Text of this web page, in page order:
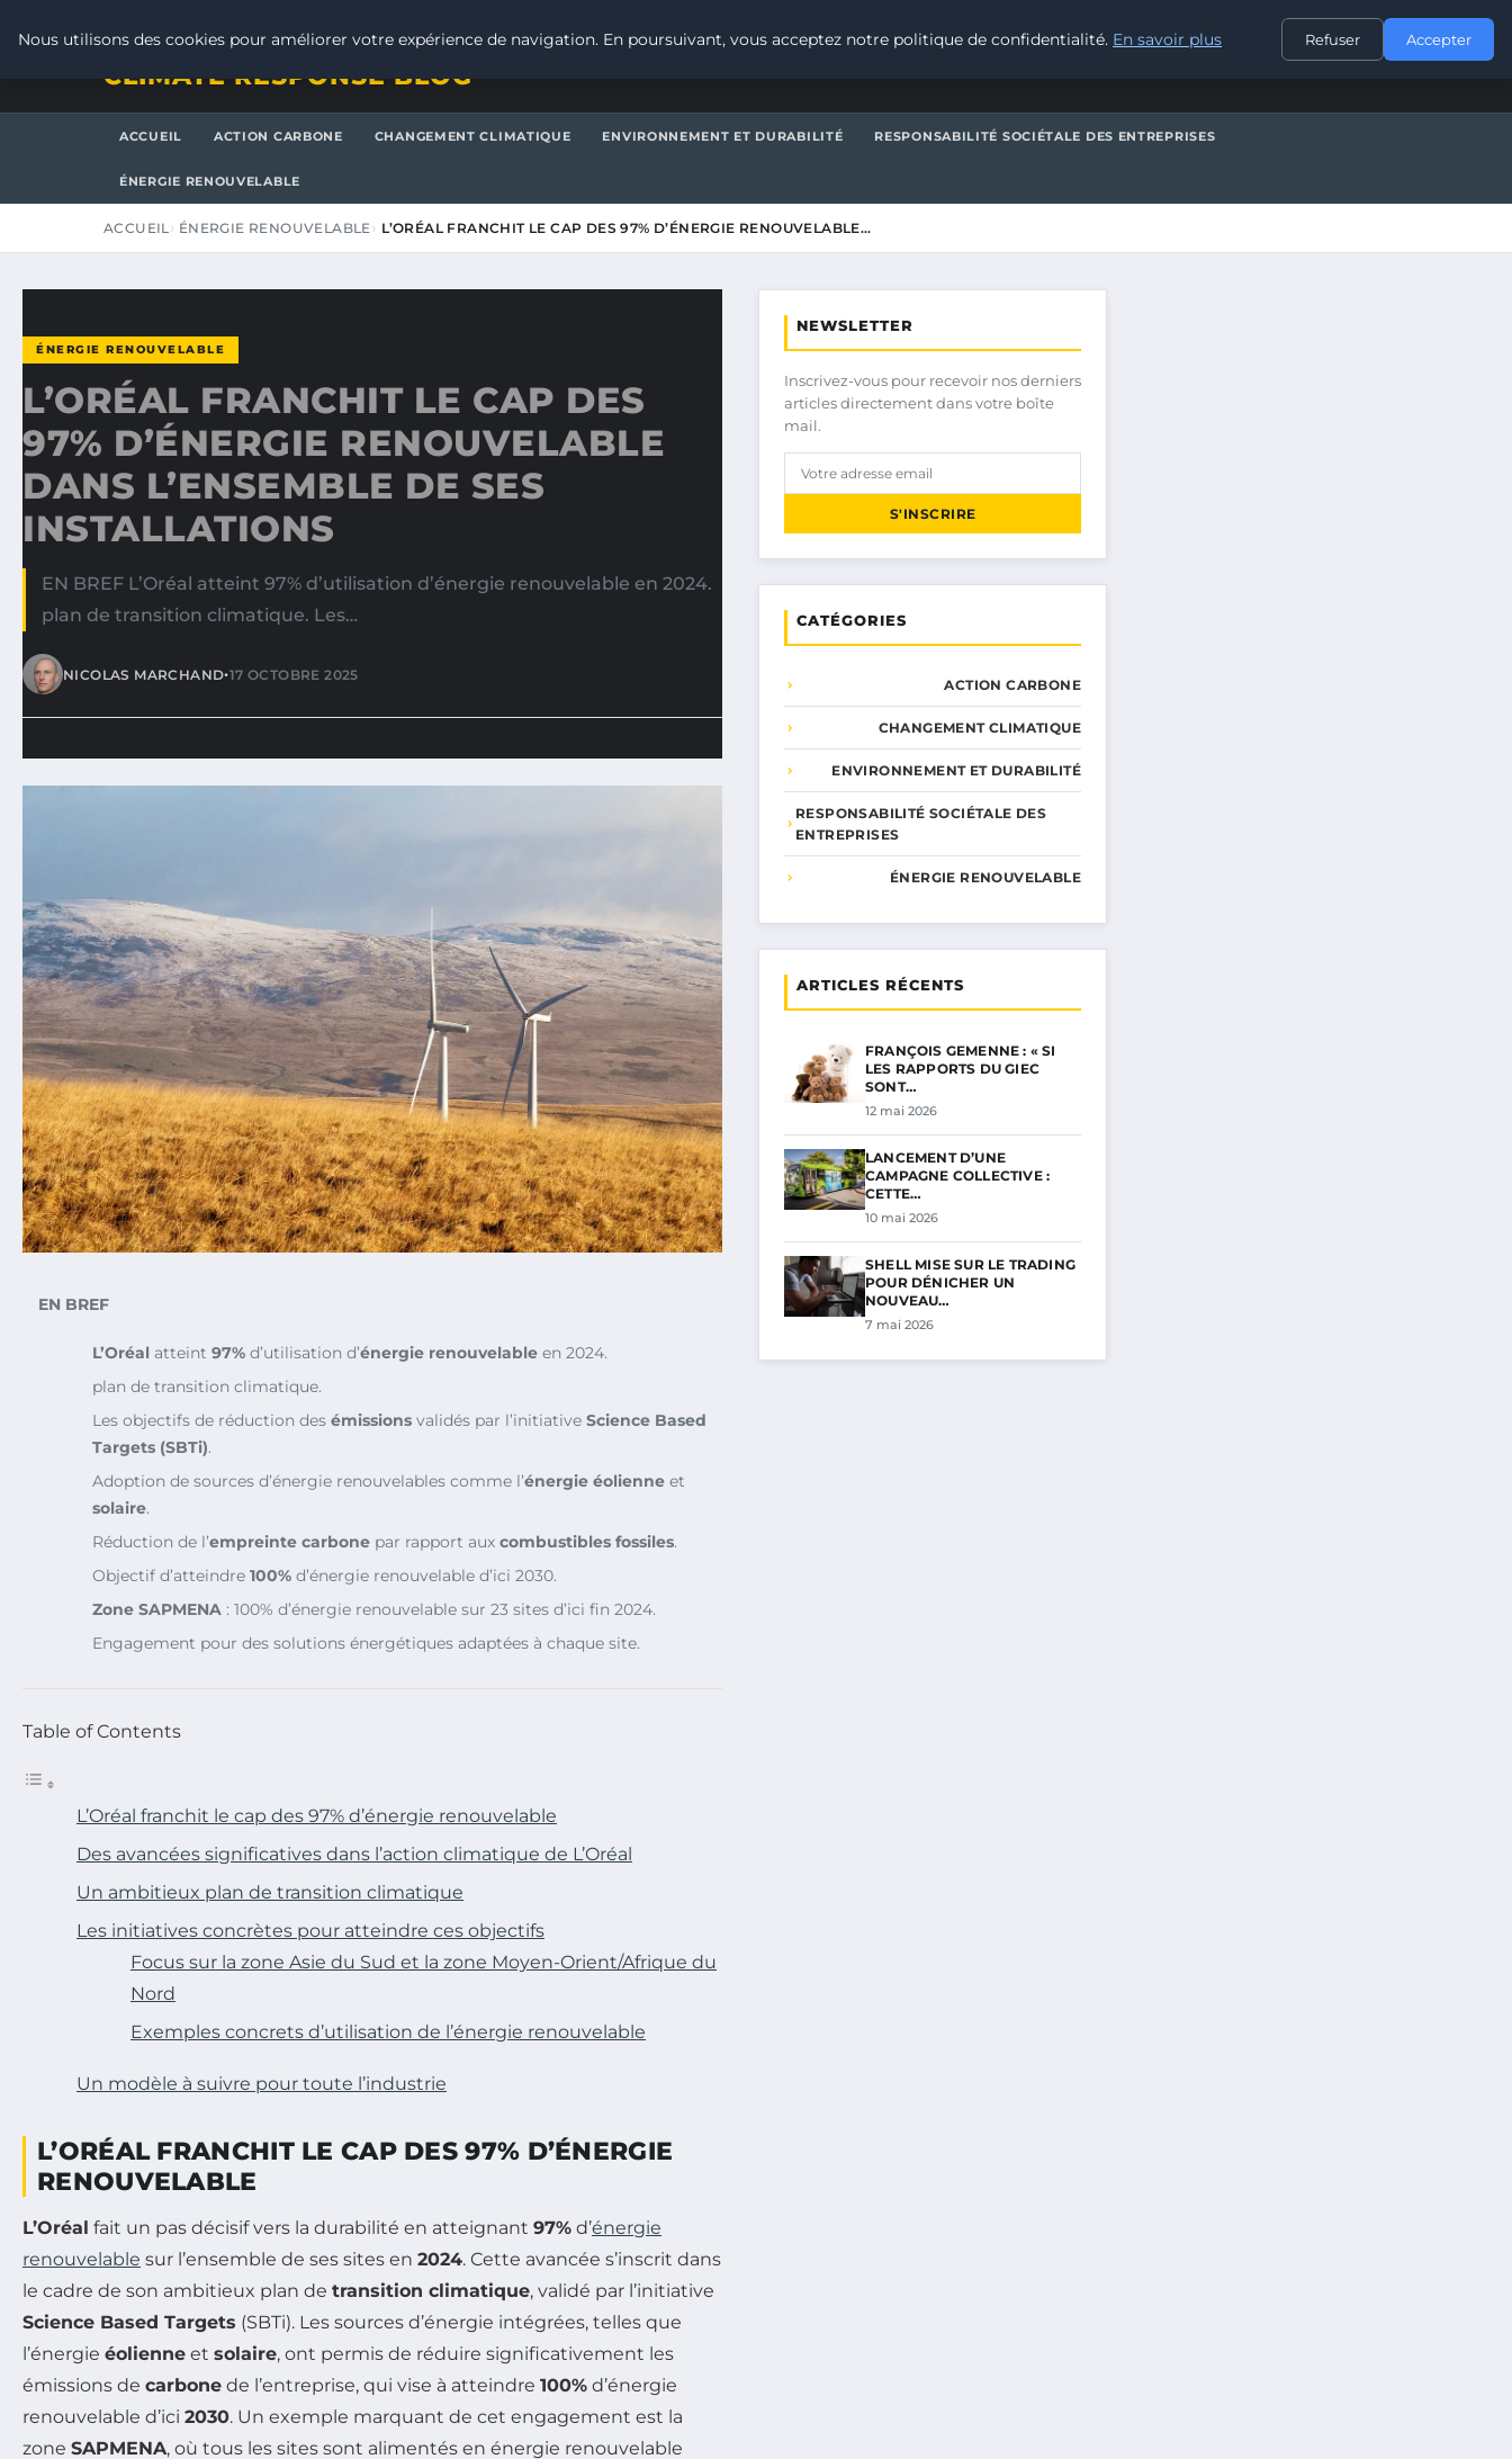
CONTACT
CLIMATE RESPONSE BLOG
ACCUEIL ACTION CARBONE CHANGEMENT CLIMATIQUE ENVIRONNEMENT ET DURABILITÉ RESPONSABILITÉ SOCIÉTALE DES ENTREPRISES
ÉNERGIE RENOUVELABLE
ACCUEIL ÉNERGIE RENOUVELABLE L’ORÉAL FRANCHIT LE CAP DES 97% D’ÉNERGIE RENOUVELABLE…
ÉNERGIE RENOUVELABLE
L’ORÉAL FRANCHIT LE CAP DES
97% D’ÉNERGIE RENOUVELABLE
DANS L’ENSEMBLE DE SES
INSTALLATIONS
EN BREF L’Oréal atteint 97% d’utilisation d’énergie renouvelable en 2024.
plan de transition climatique. Les…
NICOLAS MARCHAND•17 OCTOBRE 2025
EN BREF
L’Oréal atteint 97% d’utilisation d’énergie renouvelable en 2024.
plan de transition climatique.
Les objectifs de réduction des émissions validés par l’initiative Science Based
Targets (SBTi).
Adoption de sources d’énergie renouvelables comme l’énergie éolienne et
solaire.
Réduction de l’empreinte carbone par rapport aux combustibles fossiles.
Objectif d’atteindre 100% d’énergie renouvelable d’ici 2030.
Zone SAPMENA : 100% d’énergie renouvelable sur 23 sites d’ici fin 2024.
Engagement pour des solutions énergétiques adaptées à chaque site.
Table of Contents
L’Oréal franchit le cap des 97% d’énergie renouvelable
Des avancées significatives dans l’action climatique de L’Oréal
Un ambitieux plan de transition climatique
Les initiatives concrètes pour atteindre ces objectifs
Focus sur la zone Asie du Sud et la zone Moyen-Orient/Afrique du
Nord
Exemples concrets d’utilisation de l’énergie renouvelable
Un modèle à suivre pour toute l’industrie
L’ORÉAL FRANCHIT LE CAP DES 97% D’ÉNERGIE
RENOUVELABLE
L’Oréal fait un pas décisif vers la durabilité en atteignant 97% d’énergie
renouvelable sur l’ensemble de ses sites en 2024. Cette avancée s’inscrit dans
le cadre de son ambitieux plan de transition climatique, validé par l’initiative
Science Based Targets (SBTi). Les sources d’énergie intégrées, telles que
l’énergie éolienne et solaire, ont permis de réduire significativement les
émissions de carbone de l’entreprise, qui vise à atteindre 100% d’énergie
renouvelable d’ici 2030. Un exemple marquant de cet engagement est la
zone SAPMENA, où tous les sites sont alimentés en énergie renouvelable
NEWSLETTER
Inscrivez-vous pour recevoir nos derniers
articles directement dans votre boîte
mail.
S'INSCRIRE
CATÉGORIES
ACTION CARBONE
CHANGEMENT CLIMATIQUE
ENVIRONNEMENT ET DURABILITÉ
RESPONSABILITÉ SOCIÉTALE DES
ENTREPRISES
ÉNERGIE RENOUVELABLE
ARTICLES RÉCENTS
FRANÇOIS GEMENNE : « SI
LES RAPPORTS DU GIEC
SONT…
12 mai 2026
LANCEMENT D’UNE
CAMPAGNE COLLECTIVE :
CETTE…
10 mai 2026
SHELL MISE SUR LE TRADING
POUR DÉNICHER UN
NOUVEAU…
7 mai 2026
Nous utilisons des cookies pour améliorer votre expérience de navigation. En poursuivant, vous acceptez notre politique de confidentialité. En savoir plus Refuser Accepter